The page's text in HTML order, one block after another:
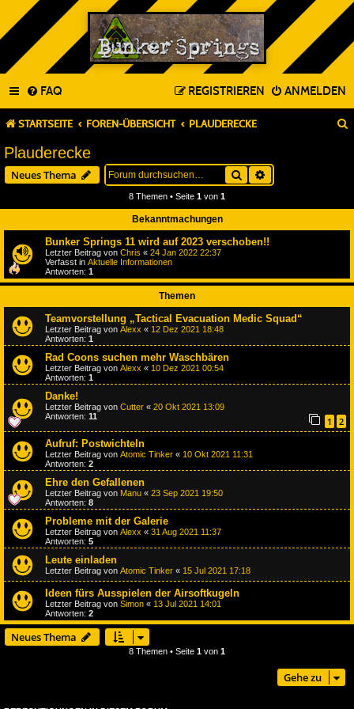
FAQ ANMELDEN
REGISTRIEREN
STARTSEITE FOREN-ÜBERSICHT PLAUDERECKE
Plauderecke
Neues Thema Suche
8 Themen • Seite 1 von 1
Bekanntmachungen
Bunker Springs 11 wird auf 2023 verschoben!!
Letzter Beitrag von Chris « 24 Jan 2022 22:37
Verfasst in Aktuelle Informationen
Antworten: 1
Themen
Teamvorstellung „Tactical Evacuation Medic Squad“
Letzter Beitrag von Alexx « 12 Dez 2021 18:48
Antworten: 1
Rad Coons suchen mehr Waschbären
Letzter Beitrag von Alexx « 10 Dez 2021 00:54
Antworten: 1
Danke!
Letzter Beitrag von Cutter « 20 Okt 2021 13:09
Antworten: 11 1
2
Aufruf: Postwichteln
Letzter Beitrag von Atomic Tinker « 10 Okt 2021 11:31
Antworten: 2
Ehre den Gefallenen
Letzter Beitrag von Manu « 23 Sep 2021 19:50
Antworten: 8
Probleme mit der Galerie
Letzter Beitrag von Alexx « 31 Aug 2021 11:37
Antworten: 5
Leute einladen
Letzter Beitrag von Atomic Tinker « 15 Jul 2021 17:18
Ideen fürs Ausspielen der Airsoftkugeln
Letzter Beitrag von Simon « 13 Jul 2021 14:01
Antworten: 2
Neues Thema
8 Themen • Seite 1 von 1
Gehe zu